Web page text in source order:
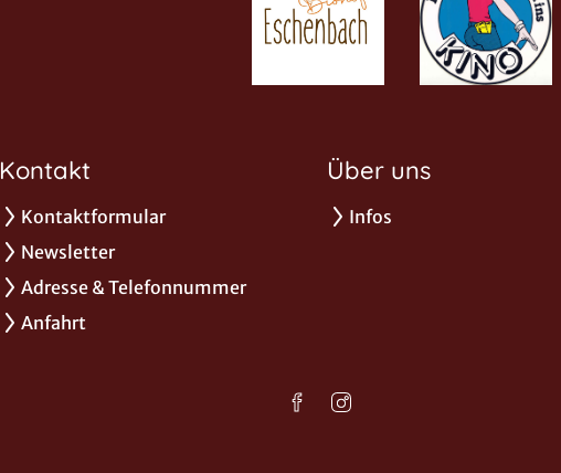
Kontakt
Kontaktformular
Newsletter
Adresse & Telefonnummer
Anfahrt
Über uns
Infos